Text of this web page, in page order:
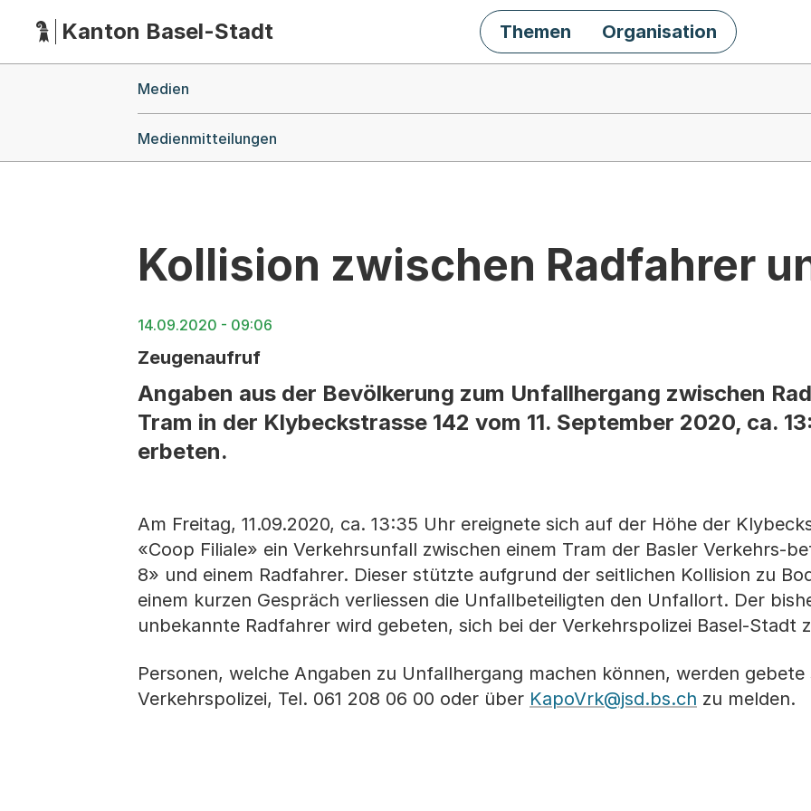
HauptnavigationKanton Basel-Stadt Themen Organisation
Medien
Medienmitteilungen
Kollision zwischen Radfahrer
14.09.2020 - 09:06
Zeugenaufruf
Angaben aus der Bevölkerung zum Unfallhergang zwischen
Tram in der Klybeckstrasse 142 vom 11. September 2020, ca.
erbeten.
Am Freitag, 11.09.2020, ca. 13:35 Uhr ereignete sich auf der Höhe der
«Coop Filiale» ein Verkehrsunfall zwischen einem Tram der Basler Verkehrs-
8» und einem Radfahrer. Dieser stützte aufgrund der seitlichen Kollision zu
einem kurzen Gespräch verliessen die Unfallbeteiligten den Unfallort. Der
unbekannte Radfahrer wird gebeten, sich bei der Verkehrspolizei Basel-Stadt
Personen, welche Angaben zu Unfallhergang machen können, werden gebete
Verkehrspolizei, Tel. 061 208 06 00 oder über KapoVrk@jsd.bs.ch zu melden.